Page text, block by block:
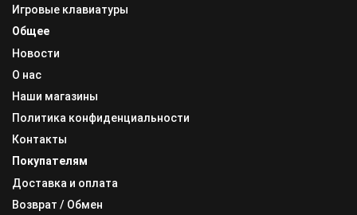
Игровые клавиатуры
Общее
Новости
О нас
Наши магазины
Политика конфиденциальности
Контакты
Покупателям
Доставка и оплата
Возврат / Обмен